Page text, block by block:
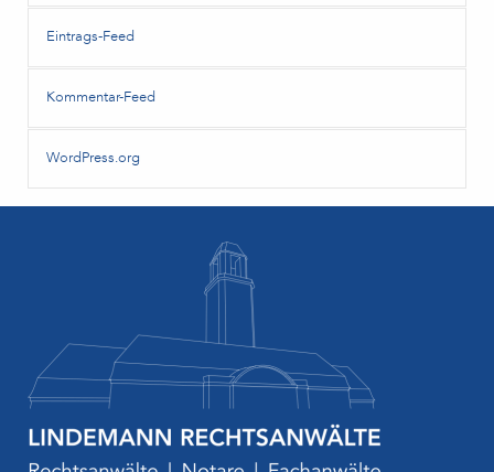
Eintrags-Feed
Kommentar-Feed
WordPress.org